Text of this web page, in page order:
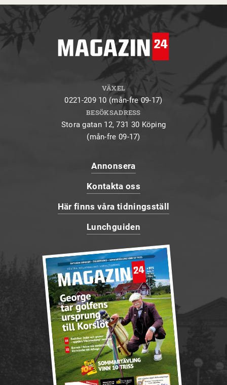
VÄXEL
0221-209 10 (mån-fre 09-17)
BESÖKSADRESS
Stora gatan 12, 731 30 Köping
(mån-fre 09-17)
Annonsera
Kontakta oss
Här finns våra tidningsställ
Lunchguiden